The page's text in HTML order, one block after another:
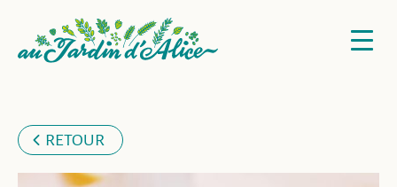
RETOUR